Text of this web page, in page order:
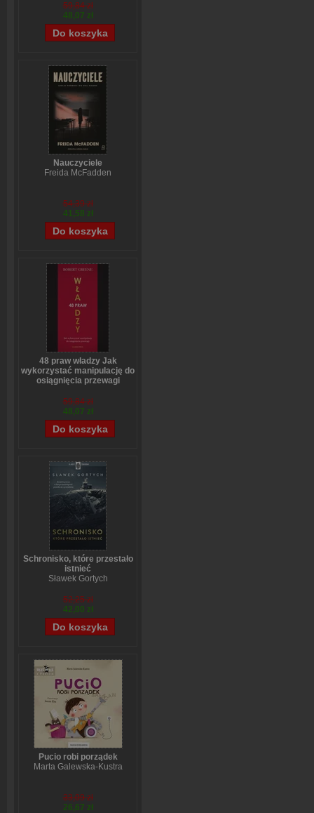
59,84 zł
48,07 zł
Nauczyciele
Freida McFadden
54,39 zł
41,58 zł
48 praw władzy Jak
wykorzystać manipulację do
osiągnięcia przewagi
59,84 zł
48,07 zł
Schronisko, które przestało
istnieć
Sławek Gortych
52,25 zł
42,00 zł
Pucio robi porządek
Marta Galewska-Kustra
33,09 zł
26,67 zł